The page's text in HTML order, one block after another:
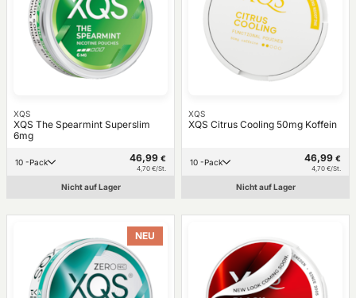
XQS
XQS The Spearmint Superslim
6mg
10 -Pack 46,99 €
4,70 €/St.
Nicht auf Lager
XQS
XQS Citrus Cooling 50mg Koffein
10 -Pack 46,99 €
4,70 €/St.
Nicht auf Lager
NEU